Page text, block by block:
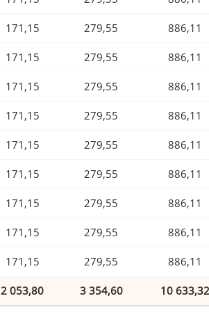
171,15 279,55 886,11
171,15 279,55 886,11
171,15 279,55 886,11
171,15 279,55 886,11
171,15 279,55 886,11
171,15 279,55 886,11
171,15 279,55 886,11
171,15 279,55 886,11
171,15 279,55 886,11
2 053,80 3 354,60 10 633,32